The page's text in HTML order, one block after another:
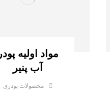
مواد اولیه پودر
آب پنیر
محصولات پودری